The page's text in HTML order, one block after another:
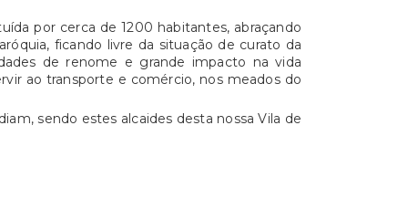
por cerca de 1200 habitantes, abraçando
ficando livre da situação de curato da
de renome e grande impacto na vida
ao transporte e comércio, nos meados do
sendo estes alcaides desta nossa Vila de